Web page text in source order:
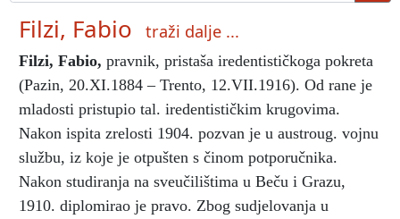
Filzi, Fabio traži dalje ...
Filzi, Fabio, pravnik, pristaša iredentističkoga pokreta
(Pazin, 20.XI.1884 – Trento, 12.VII.1916). Od rane je
mladosti pristupio tal. iredentističkim krugovima.
Nakon ispita zrelosti 1904. pozvan je u austroug. vojnu
službu, iz koje je otpušten s činom potporučnika.
Nakon studiranja na sveučilištima u Beču i Grazu,
1910. diplomirao je pravo. Zbog sudjelovanja u